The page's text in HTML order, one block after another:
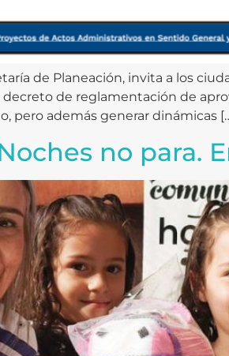
de Planeación, invita a los
de reglamentación de
pero además generar dinámicas
no para.